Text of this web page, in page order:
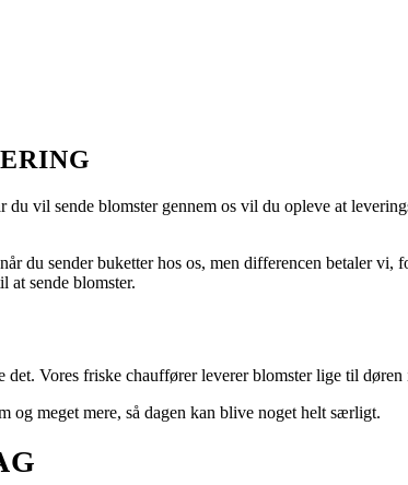
vil sende blomster gennem os vil du opleve at
du sender buketter hos os, men differencen betaler
at sende blomster.
Vores friske chauffører leverer blomster lige til døren
meget mere, så dagen kan blive noget helt særligt.